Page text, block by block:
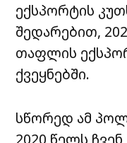
ექსპორტის
შედარებით,
თაფლის
ქვეყნებში.
სწორედ ამ